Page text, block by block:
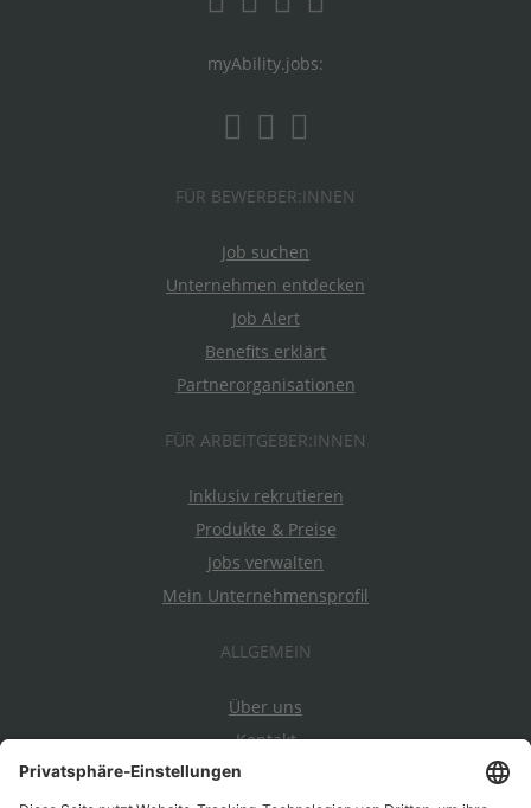
myAbility.jobs:
FÜR BEWERBER:INNEN
Job suchen
Unternehmen entdecken
Job Alert
Benefits erklärt
Partnerorganisationen
FÜR ARBEITGEBER:INNEN
Inklusiv rekrutieren
Produkte & Preise
Jobs verwalten
Mein Unternehmensprofil
ALLGEMEIN
Über uns
Kontakt
Datenschutz